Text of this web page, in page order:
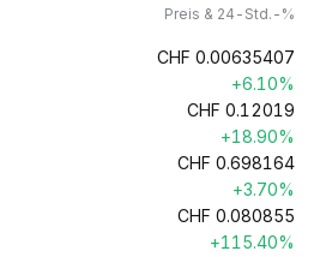
Preis & 24-Std.-%
CHF 0.00635407
+6.10%
CHF 0.12019
+18.90%
CHF 0.698164
+3.70%
CHF 0.080855
+115.40%